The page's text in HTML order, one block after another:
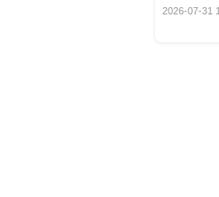
定！
2026-07-31